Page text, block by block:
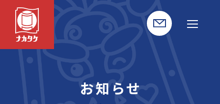
お知らせ